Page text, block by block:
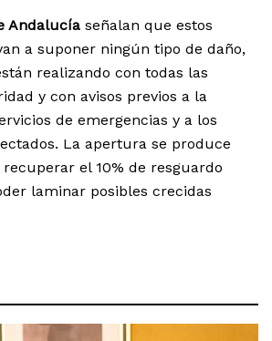
Andalucía señalan que estos
a suponer ningún tipo de daño,
realizando con todas las
y con avisos previos a la
de emergencias y a los
La apertura se produce
el 10% de resguardo
laminar posibles crecidas